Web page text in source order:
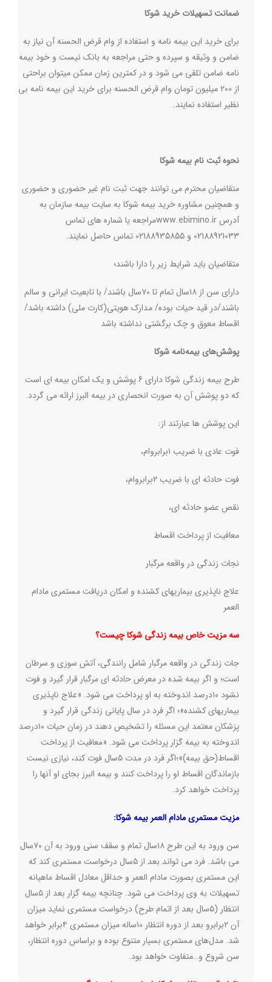
ضمانت تسهیلات خرید شوکا
برای خرید این بیمه نامه و استفاده از وام قرض الحسنه آن نیاز به
ضامن و وثیقه و سپرده و حتی مراجعه به بانک نیست و خود بیمه
نامه ضامن تلقی می شود و در کمترین زمان ممکن میتوان براحتی
از 200 میلیون تومان وام قرض الحسنه برای خرید این بیمه نامه بی
نظیر استفاده نمایند.
نحوه ثبت نام بیمه شوکا
متقاضیان محترم می توانند جهت ثبت نام غیر حضوری و حضوری
و همچنین مشاوره خرید بیمه شوکا به سایت بیمه سازمان به
آدرسwww.ebimino.irمراجعه یا شماره های تماس
02188921033 و 02188935855 تماس حاصل نمایند
.
متقاضیان باید شرایط زیر را دارا باشند؛
دارای سن از ۱۸سال تمام تا ۷۰سال باشند/ با تابعیت ایرانی و سالم
باشند/در قید حیات بوده/ مدارک هویتی(کارت ملی) داشته باشد/
اقساط معوق و چک برگشتی نداشته باشد
پوشش‌های بیمه‌نامه شوکا
طرح بیمه زندگی شوکا دارای 6 پوشش و یک امکان بیمه ای است
که دو پوشش آن به صورت انحصاری در بیمه البرز ارائه می گردد.
این پوشش ها عبارتند از:
فوت عادی با ضریب ۱برابروام،
فوت حادثه ای با ضریب ۲برابروام،
نقص عضو حادثه ای،
معافیت از پرداخت اقساط
نجات زندگی در واقعه مرگبار
علاج ناپذیری بیماریهای کشنده و امکان دریافت مستمری مادام
العمر
سه مزیت خاص بیمه زندگی شوکا چیست؟
جات زندگی در واقعه مرگبار شامل رانندگی، آتش سوزی و سرطان
است؛ و اگر بیمه شده در معرض حادثه ای مرگبار قرار گیرد و فوت
نشود ۱۰درصد اندوخته به او پرداخت می شود. «علاج ناپذیری
بیماریهای کشنده»؛ اگر فرد در سال پایانی زندگی قرار گیرد و
پزشکان معتمد این مسئله را تشخیص دهند در زمان حیات ۱۰درصد
اندوخته به بیمه گزار پرداخت می شود. «معافیت از پرداخت
اقساط(حق بیمه)»؛اگر فرد در مدت ۵سال فوت کند، نیازی نیست
بازماندگان اقساط او را پرداخت کنند و بیمه البرز بجای او آنها را
پرداخت خواهد کرد.
مزیت مستمری مادام العمر بیمه شوکا:
سن ورود به این طرح ۱۸سال تمام و سقف سنی ورود به آن ۷۰سال
می باشد. فرد می تواند بعد از ۵سال درخواست مستمری کند که
این مستمری بصورت مادام العمر و حداقل معادل اقساط ماهیانه
تسهیلات به وی پرداخت می شود. چنانچه بیمه گزار بعد از ۵سال
انتظار (۵سال بعد از اتمام طرح) درخواست مستمری نماید میزان
آن ۲برابرو بعد از دوره انتظار ۱۰ساله میزان مستمری ۴برابر خواهد
شد. مدل‌های مستمری بسیار متنوع بوده و براساس دوره انتظار،
سن شروع و…متفاوت خواهد بود.